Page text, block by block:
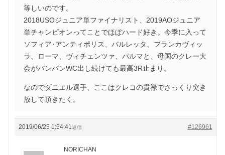
等しいのです。
2018USOジュニア単ファイナリスト、2019AOジュニア
単チャンピオンってことでほぼハード好き。今季に入って
ソフィア･アンティポリス、バルレッタ、フランカヴィッ
ラ、ローマ、ヴィチェンツァ、パルマと、母国のクレー大
会がバンバンWC出し続けても最高3R止まり。
なのでダニエル選手、ここはクレコの貫禄でさっくり突き
放して頂きたく。
2019/06/25 1:54:41 #126961
返信
NORICHAN